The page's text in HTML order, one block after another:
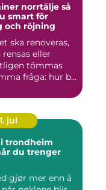
norrtälje så
smart för
och röjning
ska renoveras,
eller
tömmas
fråga: hur b...
jul
i trondheim
du trenger
gjør mer enn å